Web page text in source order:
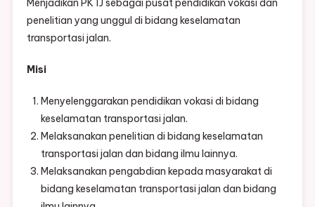
Menjadikan PKTJ sebagai pusat pendidikan vokasi dan
penelitian yang unggul di bidang keselamatan
transportasi jalan.
Misi
Menyelenggarakan pendidikan vokasi di bidang
keselamatan transportasi jalan.
Melaksanakan penelitian di bidang keselamatan
transportasi jalan dan bidang ilmu lainnya.
Melaksanakan pengabdian kepada masyarakat di
bidang keselamatan transportasi jalan dan bidang